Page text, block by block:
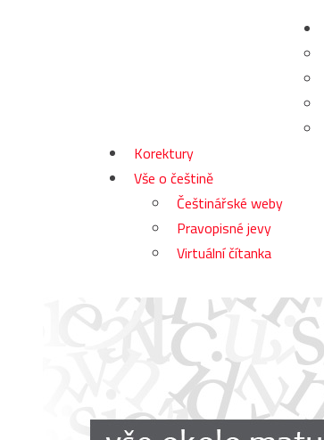
Korektury
Vše o češtině
Češtinářské weby
Pravopisné jevy
Virtuální čítanka